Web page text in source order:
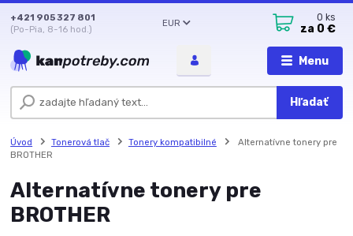
Menu
EUR
Hľadať
+421 905 327 801
(Po-Pia, 8-16 hod.)
0 ks
za 0 €
Úvod Tonerová tlač Tonery kompatibilné
Alternatívne tonery pre
BROTHER
Alternatívne tonery pre
BROTHER